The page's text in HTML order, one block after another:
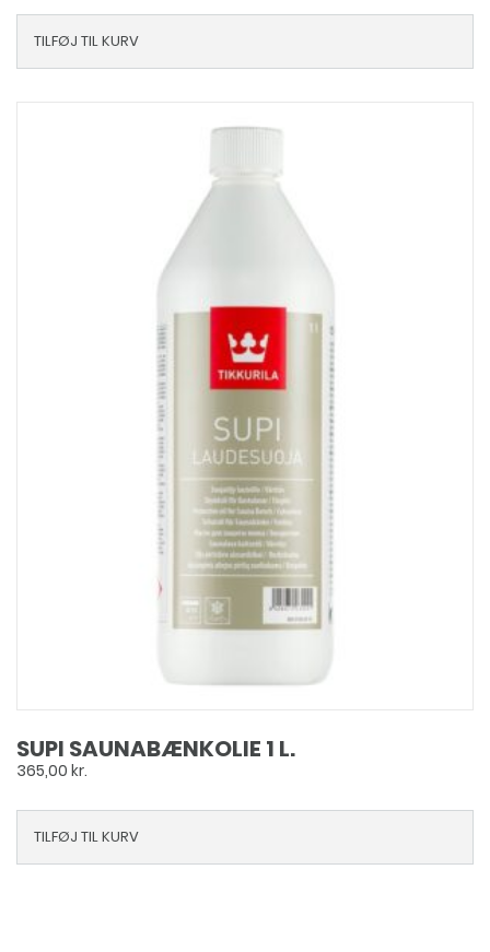
TILFØJ TIL KURV
SUPI SAUNABÆNKOLIE 1 L.
365,00 kr.
TILFØJ TIL KURV